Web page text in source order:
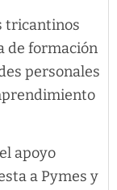
tricantinos
de formación
personales
apoyo
a Pymes y